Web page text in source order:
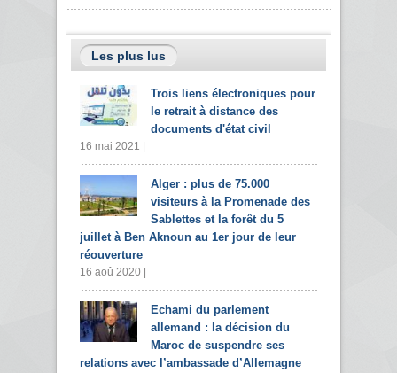
Les plus lus
Trois liens électroniques pour
le retrait à distance des
documents d'état civil
16 mai 2021 |
Alger : plus de 75.000
visiteurs à la Promenade des
Sablettes et la forêt du 5
juillet à Ben Aknoun au 1er jour de leur
réouverture
16 aoû 2020 |
Echami du parlement
allemand : la décision du
Maroc de suspendre ses
relations avec l’ambassade d’Allemagne